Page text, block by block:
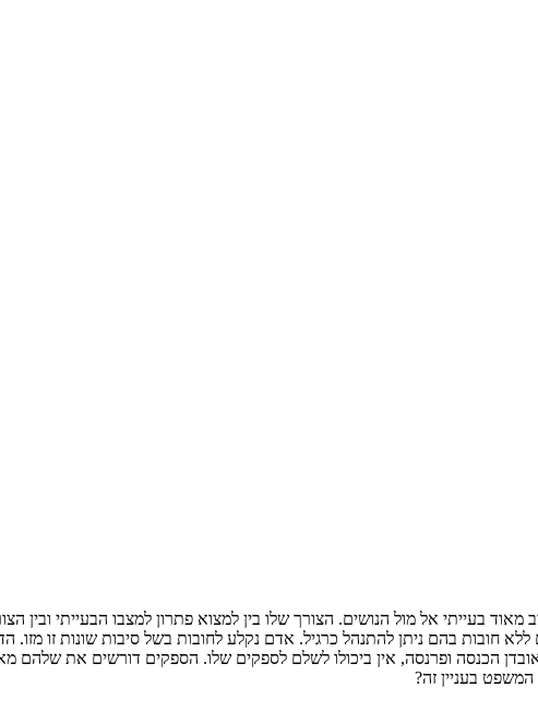
בעייתי אל מול הנושים. הצורך שלו בין למצוא פתרון למצבו הבעייתי ובין
חובות בהם ניתן להתנהל כרגיל. אדם נקלע לחובות בשל סיבות שונות זו
הכנסה ופרנסה, אין ביכולו לשלם לספקים שלו. הספקים דורשים את
בעניין זה?